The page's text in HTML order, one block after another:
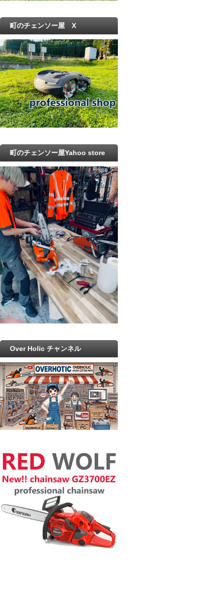
町のチェンソー屋 X
町のチェンソー屋Yahoo store
Over Holic チャンネル